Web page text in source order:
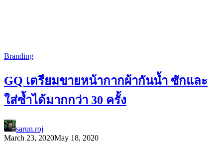
Branding
GQ เตรียมขายหน้ากากผ้ากันน้ำ ซักและ
ใส่ซ้ำได้มากกว่า 30 ครั้ง
sarun.roj
March 23, 2020May 18, 2020